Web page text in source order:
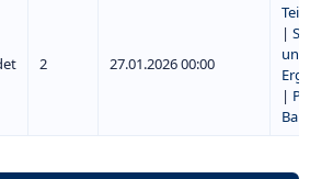
2 27.01.2026 00:00
|
und
|